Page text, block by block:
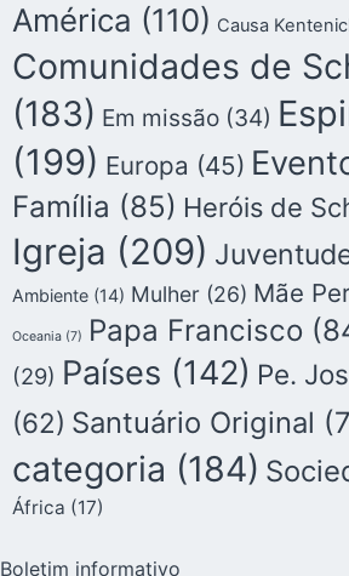
América (110) Causa
Comunidades de
(183) Em missão (34)
(199) Europa (45)
Família (85) Heróis de
Igreja (209)
Ambiente (14) Mulher (26) Mãe
Oceania (7) Papa Francisco
(29) Países (142) Pe.
(62) Santuário Original
categoria (184)
África (17)
Boletim informativo